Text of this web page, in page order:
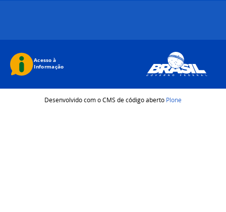
Desenvolvido com o CMS de código aberto Plone